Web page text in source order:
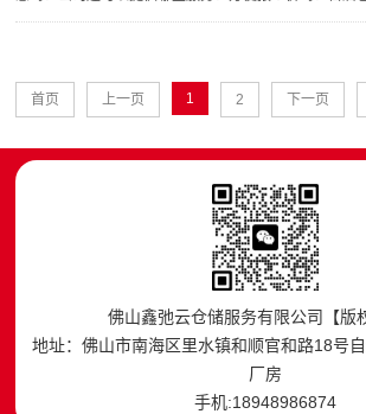
首页 上一页 1 2 下一页
佛山鑫弛云仓储服务有限公司【版
地址：佛山市南海区里水镇和顺官和路18号
厂房
手机:18948986874